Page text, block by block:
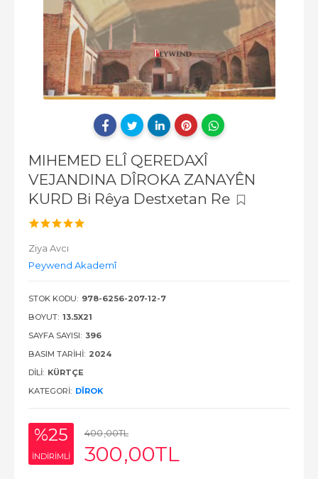
MIHEMED ELÎ QEREDAXÎ
VEJANDINA DÎROKA ZANAYÊN
KURD Bi Rêya Destxetan Re
Ziya Avcı
Peywend Akademî
STOK KODU: 978-6256-207-12-7
BOYUT: 13.5X21
SAYFA SAYISI: 396
BASIM TARIHI: 2024
DILI: KÜRTÇE
KATEGORI: DÎROK
%25
INDIRIMLI
400,00TL
300,00TL